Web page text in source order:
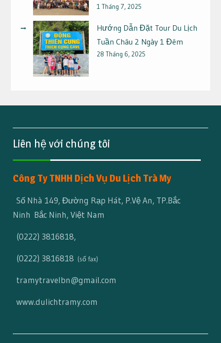
1 Tháng 7, 2025
Hướng Dẫn Đặt Tour Du Lịch
Tuần Châu 2 Ngày 1 Đêm
28 Tháng 6, 2025
Liên hệ với chúng tôi
Công Ty TNHH Dịch Vụ Du Lịch Trà My
Số Nhà 149, Đường Rạp Hát, P.Vệ An, TP.Bắc
Ninh Bắc Ninh, Việt Nam
(0222) 3816818,
(0222) 3816818 (số fax)
tramytravelbn@gmail.com
www.dulichtramy.com